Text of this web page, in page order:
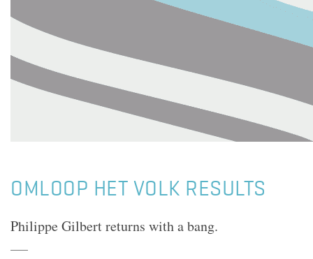
OMLOOP HET VOLK RESULTS
Philippe Gilbert returns with a bang.